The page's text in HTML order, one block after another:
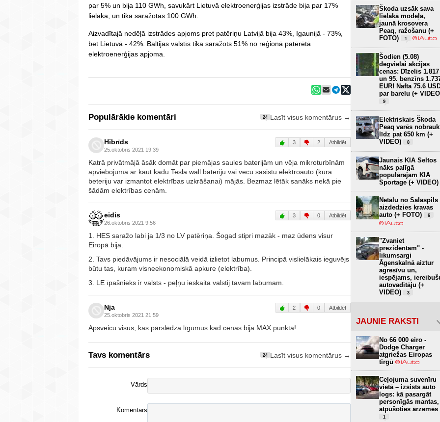
par 5% un bija 110 GWh, savukārt Lietuvā elektroenerģijas izstrāde bija par 17%
lielāka, un tika saražotas 100 GWh.
Aizvadītajā nedēļā izstrādes apjoms pret patēriņu Latvijā bija 43%, Igaunijā - 73%,
bet Lietuvā - 42%. Baltijas valstīs tika saražots 51% no reģionā patērētā
elektroenerģijas apjoma.
Populārākie komentāri 24 Lasīt visus komentārus →
Hibrīds
25.oktobris 2021 19:39
3 2 Atbildēt
Katrā privātmājā āsāk domāt par piemājas saules baterijām un vēja mikroturbīnām
apviebojumā ar kaut kādu Tesla wall bateriju vai vecu sasistu elektroauto (kura
beteriju var izmantot elektrības uzkrāšanai) mājās. Bezmaz lētāk sanāks nekā pie
šādām elektrības cenām.
eidis
26.oktobris 2021 9:56
3 0 Atbildēt
1. HES saražo labi ja 1/3 no LV patēriņa. Šogad stipri mazāk - maz ūdens visur
Eiropā bija.
2. Tavs piedāvājums ir nesociālā veidā izlietot labumus. Principā vislielākais ieguvējs
būtu tas, kuram visneekonomiskā apkure (elektrība).
3. LE īpašnieks ir valsts - peļņu ieskaita valstij tavam labumam.
Nja
25.oktobris 2021 21:59
2 0 Atbildēt
Apsveicu visus, kas pārslēdza līgumus kad cenas bija MAX punktā!
Tavs komentārs 24 Lasīt visus komentārus →
Vārds
Komentārs
Škoda uzsāk sava
lielākā modeļa,
jaunā krosovera
Peaq, ražošanu (+
FOTO)
1
Šodien (5.08)
degvielai akcijas
cenas: Dīzelis 1.817
un 95. benzīns
EUR! Nafta 75.6
par barelu (+
9
Elektriskais Škoda
Peaq varēs
līdz pat 650 km (+
VIDEO)
8
Jaunais KIA Seltos
nāks palīgā
populārajam KIA
Sportage (+ VIDEO)
Netālu no Salaspils
aizdedzies kravas
auto (+ FOTO)
6
"Zvaniet
prezidentam" -
likumsargi
Āgenskalnā aiztur
agresīvu un,
iespējams,
autovadītāju (+
VIDEO)
3
JAUNIE RAKSTI
No 66 000 eiro -
Dodge Charger
atgriežas Eiropas
tirgū
Ceļojuma suvenīru
vietā – izsists auto
logs: kā pasargāt
personīgās mantas,
atpūšoties ārzemēs
1